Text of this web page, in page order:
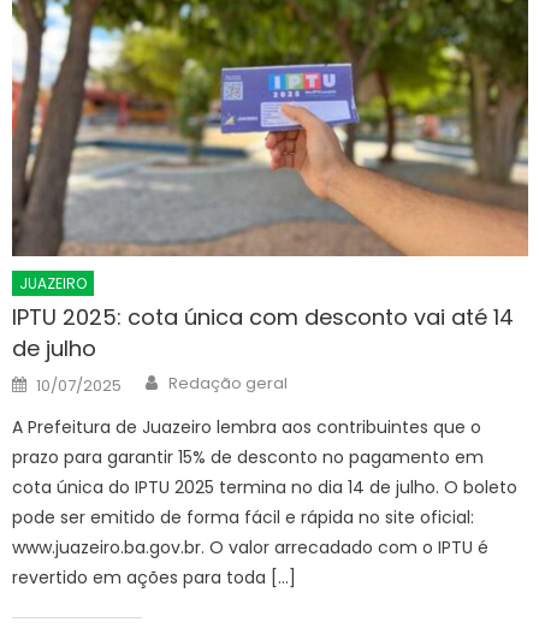
JUAZEIRO
IPTU 2025: cota única com desconto vai até 14
de julho
Posted
on
10/07/2025 Author
Redação geral
A Prefeitura de Juazeiro lembra aos contribuintes que o
prazo para garantir 15% de desconto no pagamento em
cota única do IPTU 2025 termina no dia 14 de julho. O boleto
pode ser emitido de forma fácil e rápida no site oficial:
www.juazeiro.ba.gov.br. O valor arrecadado com o IPTU é
revertido em ações para toda […]